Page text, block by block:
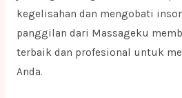
kegelisahan dan mengobati
panggilan dari Massageku
terbaik dan profesional untuk
Anda.